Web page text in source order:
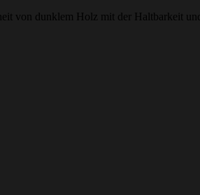
von dunklem Holz mit der Haltbarkeit